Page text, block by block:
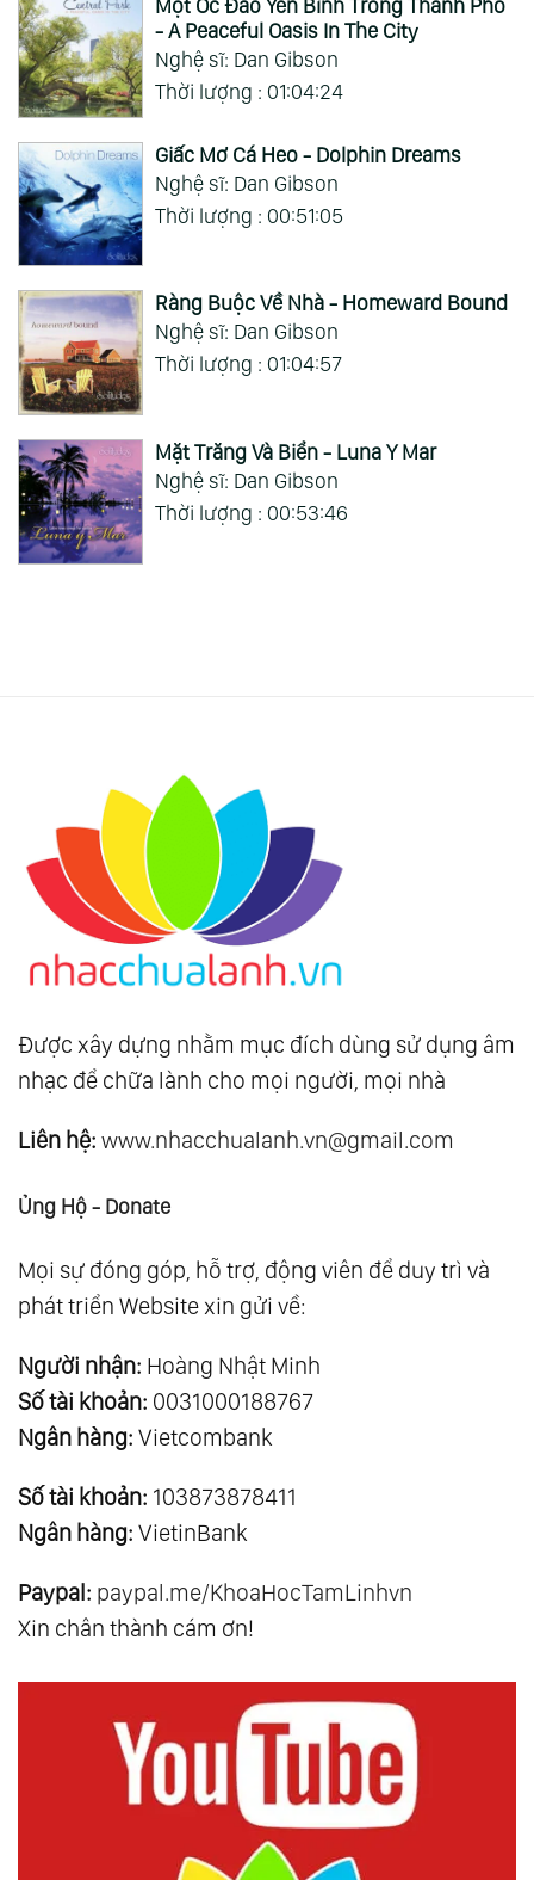
Một Ốc Đảo Yên Bình Trong Thành Phố
- A Peaceful Oasis In The City
Nghệ sĩ: Dan Gibson
Thời lượng : 01:04:24
Giấc Mơ Cá Heo - Dolphin Dreams
Nghệ sĩ: Dan Gibson
Thời lượng : 00:51:05
Ràng Buộc Về Nhà - Homeward Bound
Nghệ sĩ: Dan Gibson
Thời lượng : 01:04:57
Mặt Trăng Và Biển - Luna Y Mar
Nghệ sĩ: Dan Gibson
Thời lượng : 00:53:46
Được xây dựng nhằm mục đích dùng sử dụng âm
nhạc để chữa lành cho mọi người, mọi nhà
Liên hệ: www.nhacchualanh.vn@gmail.com
Ủng Hộ - Donate
Mọi sự đóng góp, hỗ trợ, động viên để duy trì và
phát triển Website xin gửi về:
Người nhận: Hoàng Nhật Minh
Số tài khoản: 0031000188767
Ngân hàng: Vietcombank
Số tài khoản: 103873878411
Ngân hàng: VietinBank
Paypal: paypal.me/KhoaHocTamLinhvn
Xin chân thành cám ơn!